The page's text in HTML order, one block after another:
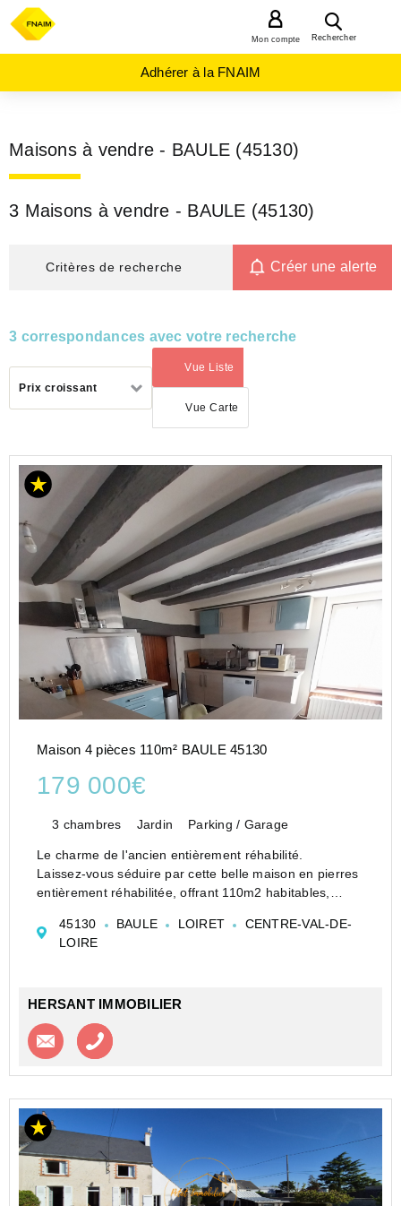
Rechercher
Mon compte
Adhérer à la FNAIM
Maisons à vendre - BAULE (45130)
3 Maisons à vendre - BAULE (45130)
Critères de recherche Créer une alerte
3 correspondances avec votre recherche
Prix croissant
Vue Liste
(activé)
Vue Carte
ACHAT
MAISON
CENTRE-
VAL-DE-
LOIRE
LOIRET
(45)
BAULE
Maison 4 pièces 110m² BAULE 45130
179 000€
3 chambres Jardin Parking / Garage
Le charme de l'ancien entièrement réhabilité.
Laissez-vous séduire par cette belle maison en pierres
entièrement réhabilitée, offrant 110m2 habitables,
Dès l'entrée, dé...
45130 BAULE LOIRET
CENTRE-VAL-DE-
LOIRE
HERSANT IMMOBILIER
Contacter l'agence